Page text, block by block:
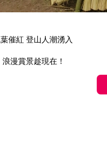
催紅 登山人潮湧入
漫賞景趁現在！